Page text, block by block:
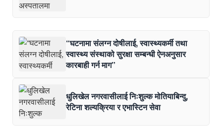
“घटनामा संलग्न दोषीलाई, स्वास्थ्यकर्मी तथा
स्वास्थ्य संस्थाको सुरक्षा सम्बन्धी ऐनअनुसार
कारबाही गर्न माग”
धुलिखेल नगरवासीलाई निःशुल्क मोतियाबिन्दु,
रेटिना शल्यक्रिया र एभास्टिन सेवा